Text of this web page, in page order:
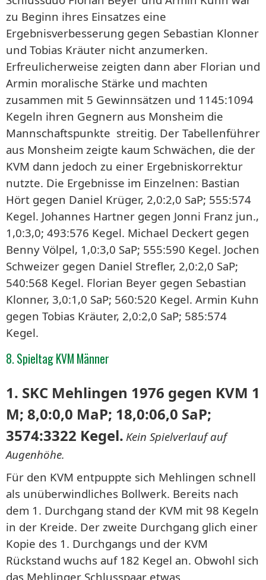
zu Beginn ihres Einsatzes eine
Ergebnisverbesserung gegen Sebastian Klonner
und Tobias Kräuter nicht anzumerken.
Erfreulicherweise zeigten dann aber Florian und
Armin moralische Stärke und machten
zusammen mit 5 Gewinnsätzen und 1145:1094
Kegeln ihren Gegnern aus Monsheim die
Mannschaftspunkte streitig. Der Tabellenführer
aus Monsheim zeigte kaum Schwächen, die der
KVM dann jedoch zu einer Ergebniskorrektur
nutzte. Die Ergebnisse im Einzelnen: Bastian
Hört gegen Daniel Krüger, 2,0:2,0 SaP; 555:574
Kegel. Johannes Hartner gegen Jonni Franz jun.,
1,0:3,0; 493:576 Kegel. Michael Deckert gegen
Benny Völpel, 1,0:3,0 SaP; 555:590 Kegel. Jochen
Schweizer gegen Daniel Strefler, 2,0:2,0 SaP;
540:568 Kegel. Florian Beyer gegen Sebastian
Klonner, 3,0:1,0 SaP; 560:520 Kegel. Armin Kuhn
gegen Tobias Kräuter, 2,0:2,0 SaP; 585:574
Kegel.
8. Spieltag KVM Männer
1. SKC Mehlingen 1976 gegen KVM 1
M; 8,0:0,0 MaP; 18,0:06,0 SaP;
3574:3322 Kegel. Kein Spielverlauf auf
Augenhöhe.
Für den KVM entpuppte sich Mehlingen schnell
als unüberwindliches Bollwerk. Bereits nach
dem 1. Durchgang stand der KVM mit 98 Kegeln
in der Kreide. Der zweite Durchgang glich einer
Kopie des 1. Durchgangs und der KVM
Rückstand wuchs auf 182 Kegel an. Obwohl sich
das Mehlinger Schlusspaar etwas